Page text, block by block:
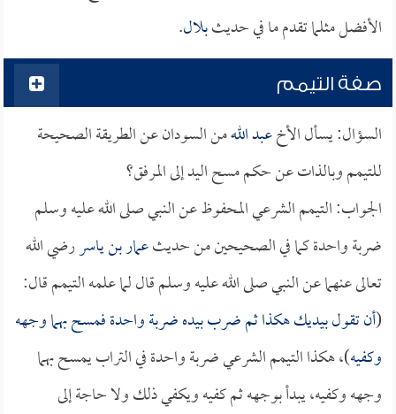
الأفضل مثلما تقدم ما في حديثبلال.
صفة التيمم
السؤال: يسأل الأخعبد اللهمن السودان عن الطريقة الصحيحة
للتيمم وبالذات عن حكم مسح اليد إلى المرفق؟
الجواب: التيمم الشرعي المحفوظ عن النبي صلى الله عليه وسلم
ضربة واحدة كما في الصحيحين من حديثعمار بن ياسررضي الله
تعالى عنهما عن النبي صلى الله عليه وسلم قال لما علمه التيمم قال:
(أن تقول بيديك هكذا ثم ضرب بيده ضربة واحدة فمسح بهما وجهه
وكفيه)، هكذا التيمم الشرعي ضربة واحدة في التراب يمسح بهما
وجهه وكفيه، يبدأ بوجهه ثم كفيه ويكفي ذلك ولا حاجة إلى